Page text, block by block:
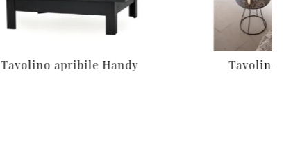
Tavolino apribile Handy Tavolino Jago